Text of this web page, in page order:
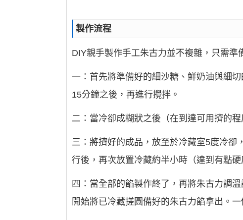
製作流程
DIY親手製作手工朱古力並不複雜，只需準
一：首先將準備好的細沙糖、鮮奶油與細
15分鐘之後，再進行攪拌。
二：當冷卻成糊狀之後（在到達可用擠的
三：將擠好的成品，放至於冷藏室5度冷
行後，再次放置冷藏約半小時（達到有點硬
四：當全部的餡製作終了，再將朱古力調
開始將已冷藏搓圓備好的朱古力餡拿出。